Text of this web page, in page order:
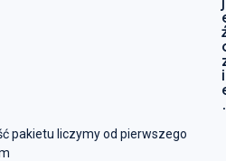
i
.
pakietu liczymy od pierwszego